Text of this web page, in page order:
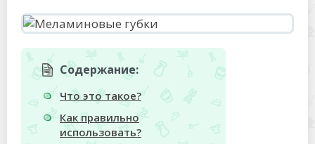
Содержание:
Что это такое?
Как правильно
использовать?